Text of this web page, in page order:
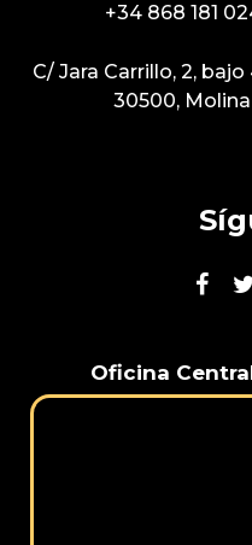
+34 868 181
C/ Jara Carrillo, 2,
30500,
Oficina